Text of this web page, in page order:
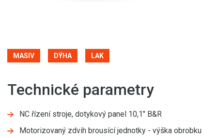
MASIV DÝHA LAK
Technické parametry
NC řízení stroje, dotykový panel 10,1" B&R
Motorizovaný zdvih brousící jednotky - výška obrobku